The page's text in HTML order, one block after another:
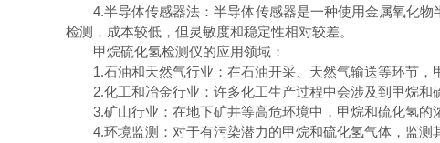
4.半导体传感器法：半导体传感器是一种使用金属氧化物
检测，成本较低，但灵敏度和稳定性相对较差。
甲烷硫化氢检测仪的应用领域：
1.石油和天然气行业：在石油开采、天然气输送等环节，
2.化工和冶金行业：许多化工生产过程中会涉及到甲烷和
3.矿山行业：在地下矿井等高危环境中，甲烷和硫化氢的
4.环境监测：对于有污染潜力的甲烷和硫化氢气体，监测